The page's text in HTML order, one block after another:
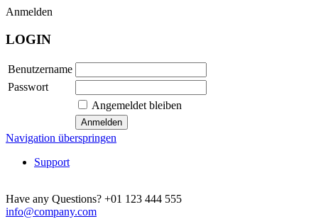
Anmelden
LOGIN
Benutzername
Passwort
Angemeldet bleiben
Navigation überspringen
Support
Have any Questions? +01 123 444 555
info@company.com